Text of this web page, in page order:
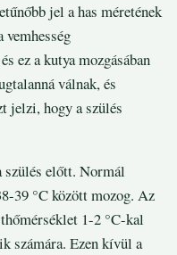
jel a has méretének
vemhesség
ez a kutya mozgásában
válnak, és
jelzi, hogy a szülés
előtt. Normál
39 °C között mozog. Az
1-2 °C-kal
számára. Ezen kívül a